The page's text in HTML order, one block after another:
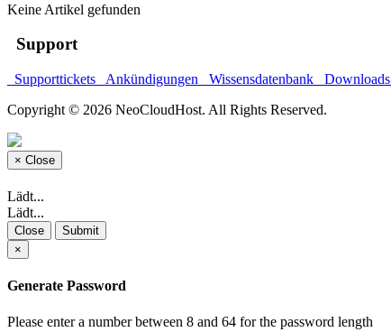
Keine Artikel gefunden
Support
Supporttickets Ankündigungen Wissensdatenbank Downloads
Copyright © 2026 NeoCloudHost. All Rights Reserved.
× Close
Lädt...
Lädt...
Close
Submit
×
Generate Password
Please enter a number between 8 and 64 for the password length